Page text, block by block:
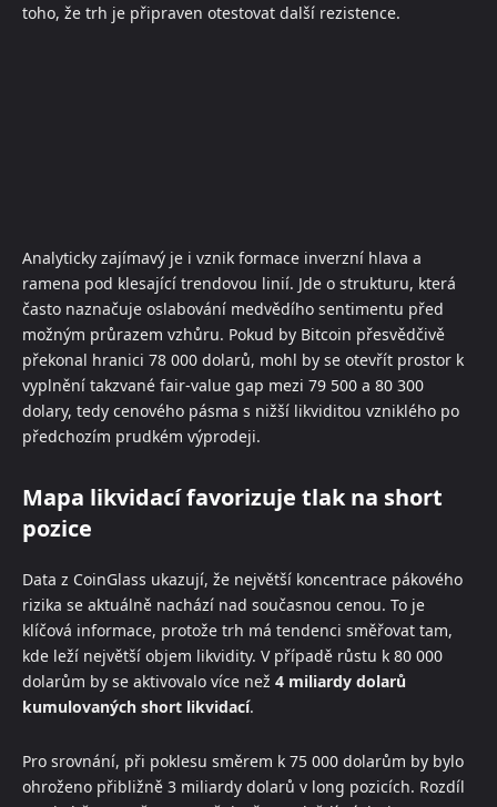
toho, že trh je připraven otestovat další rezistence.
Analyticky zajímavý je i vznik formace inverzní hlava a
ramena pod klesající trendovou linií. Jde o strukturu, která
často naznačuje oslabování medvědího sentimentu před
možným průrazem vzhůru. Pokud by Bitcoin přesvědčivě
překonal hranici 78 000 dolarů, mohl by se otevřít prostor k
vyplnění takzvané fair-value gap mezi 79 500 a 80 300
dolary, tedy cenového pásma s nižší likviditou vzniklého po
předchozím prudkém výprodeji.
Mapa likvidací favorizuje tlak na short
pozice
Data z CoinGlass ukazují, že největší koncentrace pákového
rizika se aktuálně nachází nad současnou cenou. To je
klíčová informace, protože trh má tendenci směřovat tam,
kde leží největší objem likvidity. V případě růstu k 80 000
dolarům by se aktivovalo více než 4 miliardy dolarů
kumulovaných short likvidací.
Pro srovnání, při poklesu směrem k 75 000 dolarům by bylo
ohroženo přibližně 3 miliardy dolarů v long pozicích. Rozdíl